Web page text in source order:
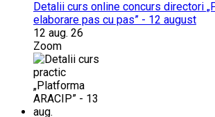
Detalii curs online concurs directori
elaborare pas cu pas” - 12 august
12 aug. 26
Zoom